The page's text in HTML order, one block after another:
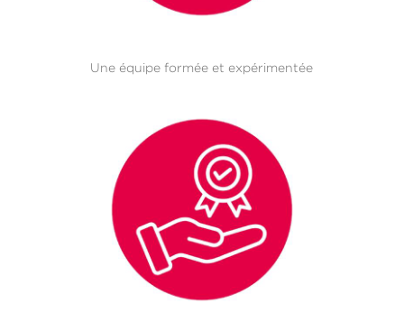
Une équipe formée et expérimentée